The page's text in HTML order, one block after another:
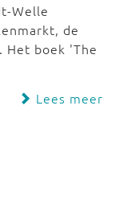
Welle
de
Het boek 'The
Lees meer